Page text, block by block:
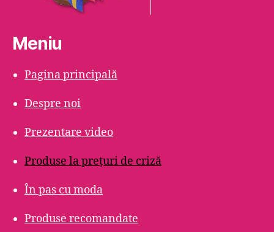
Meniu
Pagina principală
Despre noi
Prezentare video
Produse la prețuri de criză
În pas cu moda
Produse recomandate